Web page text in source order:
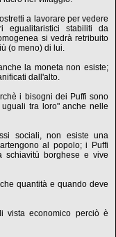
a lavorare per vedere
egualitaristici stabiliti da
si vedrà retribuito
(o meno) di lui.
la moneta non esiste;
dall'alto.
i bisogni dei Puffi sono
tra loro" anche nelle
sociali, non esiste una
al popolo; i Puffi
borghese e vive
quantità e quando deve
vista economico perciò è